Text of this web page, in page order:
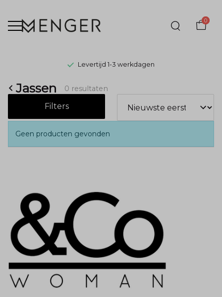
0
Levertijd 1-3 werkdagen
Jassen
-
Menger
Jassen 0 resultaten
Filters
Geen producten gevonden